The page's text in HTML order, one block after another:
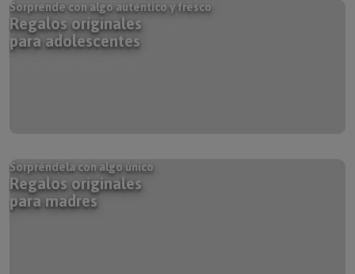
Sorprende con algo auténtico y fresco
Regalos originales
para adolescentes
Sorpréndela con algo único
Regalos originales
para madres